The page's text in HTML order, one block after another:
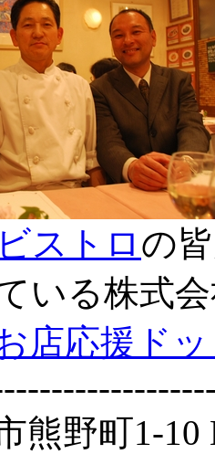
ストロ の
いる株式
店応援ド
熊野町1-